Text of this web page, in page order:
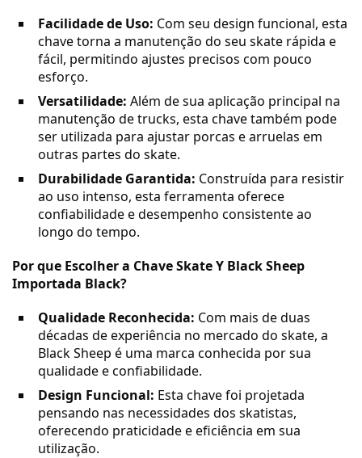
Facilidade de Uso: Com seu design funcional, esta
chave torna a manutenção do seu skate rápida e
fácil, permitindo ajustes precisos com pouco
esforço.
Versatilidade: Além de sua aplicação principal na
manutenção de trucks, esta chave também pode
ser utilizada para ajustar porcas e arruelas em
outras partes do skate.
Durabilidade Garantida: Construída para resistir
ao uso intenso, esta ferramenta oferece
confiabilidade e desempenho consistente ao
longo do tempo.
Por que Escolher a Chave Skate Y Black Sheep
Importada Black?
Qualidade Reconhecida: Com mais de duas
décadas de experiência no mercado do skate, a
Black Sheep é uma marca conhecida por sua
qualidade e confiabilidade.
Design Funcional: Esta chave foi projetada
pensando nas necessidades dos skatistas,
oferecendo praticidade e eficiência em sua
utilização.